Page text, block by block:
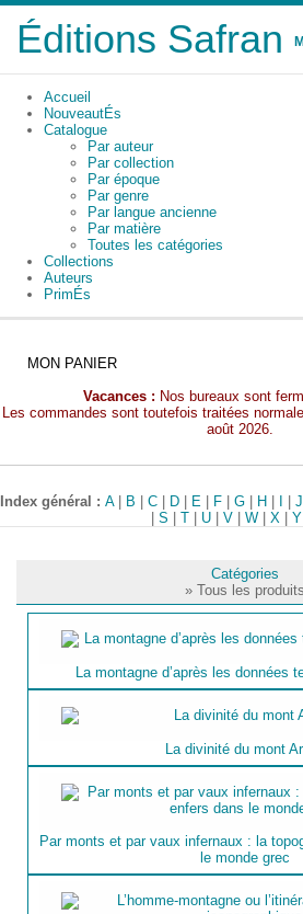
Éditions Safran
Accueil
NouveautÉs
Catalogue
Par auteur
Par collection
Par époque
Par genre
Par langue ancienne
Par matière
Toutes les catégories
Collections
Auteurs
PrimÉs
MON PANIER
Vacances : Nos bureaux sont
Les commandes sont toutefois traitées
août 2026.
Index général :A| B |C D E F |G H |J
S T| U| V| W| X| Y
Catégories
» Tous les produits
La montagne d’après les données
La divinité du mont
Par monts et par vaux infernaux : la
le monde grec